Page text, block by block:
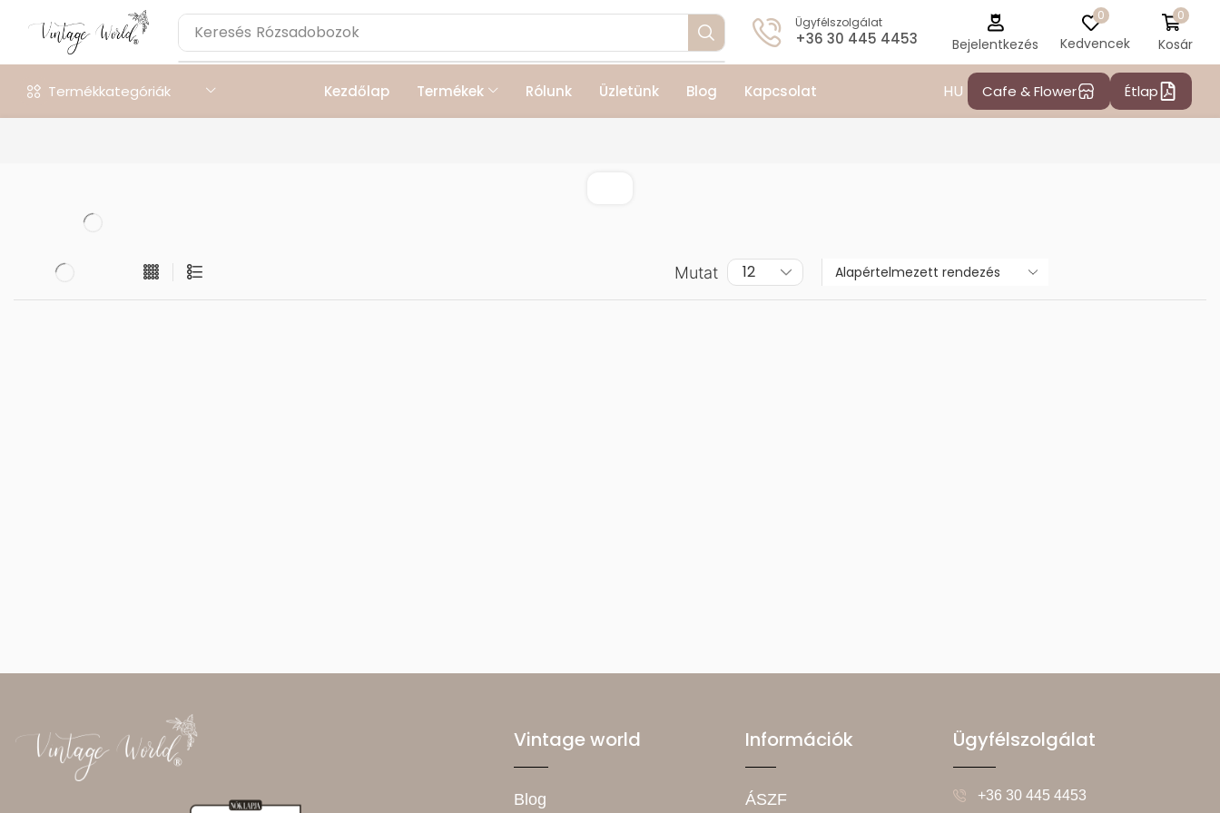
Keresés Rózsadobozok Ügyfélszolgálat
+36 30 445 4453 Bejelentkezés
0
Kedvencek
0
Kosár
Termékkategóriák Kezdőlap Termékek Rólunk Üzletünk Blog Kapcsolat HU Cafe & Flower Étlap
Mutat
Vintage world
Blog
Információk
ÁSZF
Ügyfélszolgálat
+36 30 445 4453